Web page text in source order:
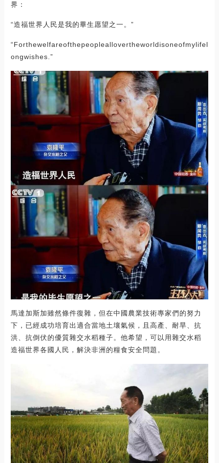
界：
“造福世界人民是我的畢生愿望之一。”
“Forthewelfareofthepeopleallovertheworldisoneofmylifel
ongwishes.”
馬達加斯加雖然條件復雜，但在中國農業技術專家們的努力
下，已經成功培育出適合當地土壤氣候，且高產、耐旱、抗
洪、抗倒伏的優質雜交水稻種子。他希望，可以用雜交水稻
造福世界各國人民，解決非洲的糧食安全問題。